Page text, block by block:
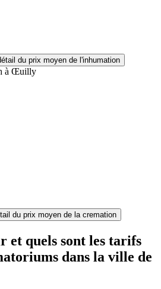
du prix moyen de l'inhumation
à Œuilly
du prix moyen de la cremation
et quels sont les tarifs
dans la ville de